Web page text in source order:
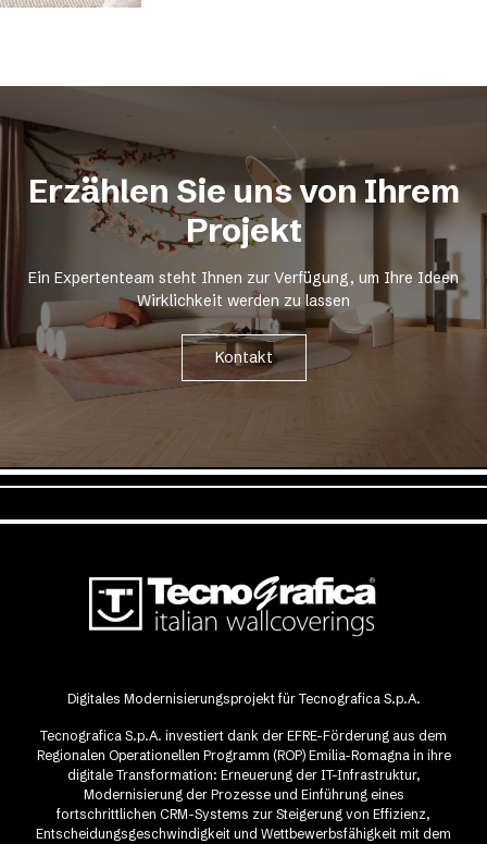
Erzählen Sie uns von Ihrem
Projekt
Ein Expertenteam steht Ihnen zur Verfügung, um Ihre Ideen
Wirklichkeit werden zu lassen
Kontakt
Digitales Modernisierungsprojekt für Tecnografica S.p.A.
Tecnografica S.p.A. investiert dank der EFRE-Förderung aus dem
Regionalen Operationellen Programm (ROP) Emilia-Romagna in ihre
digitale Transformation: Erneuerung der IT-Infrastruktur,
Modernisierung der Prozesse und Einführung eines
fortschrittlichen CRM-Systems zur Steigerung von Effizienz,
Entscheidungsgeschwindigkeit und Wettbewerbsfähigkeit mit dem